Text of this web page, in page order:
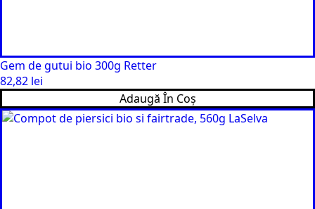
Gem de gutui bio 300g Retter
82,82 lei
Adaugă În Coș